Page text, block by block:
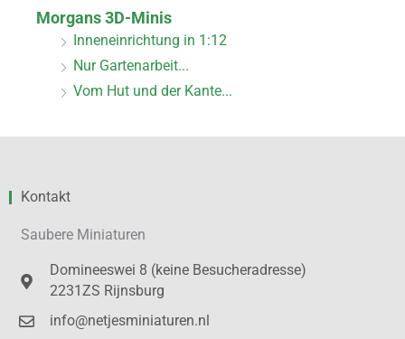
Morgans 3D-Minis
Inneneinrichtung in 1:12
Nur Gartenarbeit...
Vom Hut und der Kante...
Kontakt
Saubere Miniaturen
Domineeswei 8 (keine Besucheradresse)
2231ZS Rijnsburg
info@netjesminiaturen.nl